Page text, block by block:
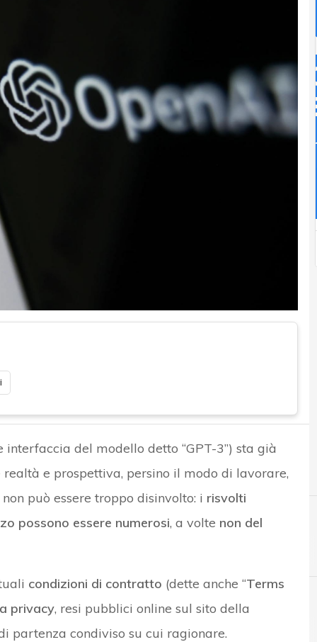
del modello detto “GPT-3”) sta già
e prospettiva, persino il modo di lavorare,
può essere troppo disinvolto: i risvolti
possono essere numerosi, a volte non del
condizioni di contratto (dette anche “Terms
privacy, resi pubblici online sul sito della
partenza condiviso su cui ragionare.
A